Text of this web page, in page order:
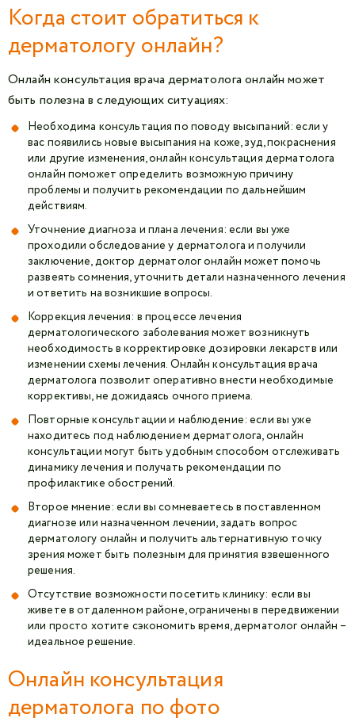
Когда стоит обратиться к
дерматологу онлайн?
Онлайн консультация врача дерматолога онлайн может
быть полезна в следующих ситуациях:
Необходима консультация по поводу высыпаний: если у
вас появились новые высыпания на коже, зуд, покраснения
или другие изменения, онлайн консультация дерматолога
онлайн поможет определить возможную причину
проблемы и получить рекомендации по дальнейшим
действиям.
Уточнение диагноза и плана лечения: если вы уже
проходили обследование у дерматолога и получили
заключение, доктор дерматолог онлайн может помочь
развеять сомнения, уточнить детали назначенного лечения
и ответить на возникшие вопросы.
Коррекция лечения: в процессе лечения
дерматологического заболевания может возникнуть
необходимость в корректировке дозировки лекарств или
изменении схемы лечения. Онлайн консультация врача
дерматолога позволит оперативно внести необходимые
коррективы, не дожидаясь очного приема.
Повторные консультации и наблюдение: если вы уже
находитесь под наблюдением дерматолога, онлайн
консультации могут быть удобным способом отслеживать
динамику лечения и получать рекомендации по
профилактике обострений.
Второе мнение: если вы сомневаетесь в поставленном
диагнозе или назначенном лечении, задать вопрос
дерматологу онлайн и получить альтернативную точку
зрения может быть полезным для принятия взвешенного
решения.
Отсутствие возможности посетить клинику: если вы
живете в отдаленном районе, ограничены в передвижении
или просто хотите сэкономить время, дерматолог онлайн –
идеальное решение.
Онлайн консультация
дерматолога по фото